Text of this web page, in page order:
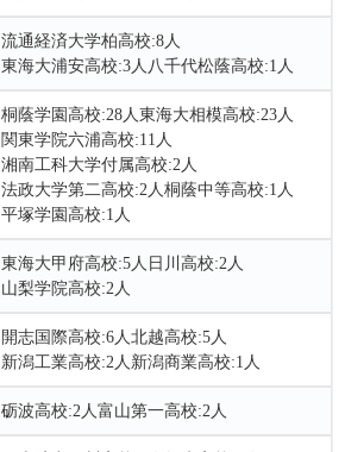
流通経済大学柏高校:8人
東海大浦安高校:3人 八千代松蔭高校:1人
桐蔭学園高校:28人東海大相模高校:23人
関東学院六浦高校:11人
湘南工科大学付属高校:2人
法政大学第二高校:2人桐蔭中等高校:1人
平塚学園高校:1人
東海大甲府高校:5人 日川高校:2人
山梨学院高校:2人
開志国際高校:6人北越高校:5人
新潟工業高校:2人 新潟商業高校:1人
砺波高校:2人富山第一高校:2人